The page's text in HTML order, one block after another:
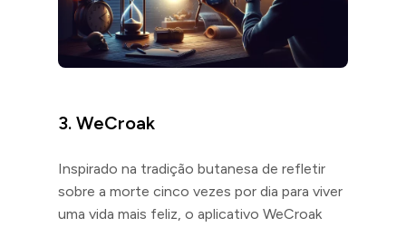
3. WeCroak
Inspirado na tradição butanesa de refletir
sobre a morte cinco vezes por dia para viver
uma vida mais feliz, o aplicativo WeCroak